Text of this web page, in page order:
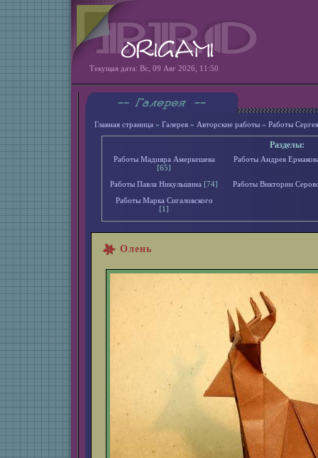
Текущая дата: Вс, 09 Авг 2026, 11:50
Главная страница » Галерея » Авторские работы » Работы
Разделы:
Работы Мадияра Амеркешева
[65]
Работы Андрея
Работы Павла Никульшина [74]
Работы Виктории
Работы Марка Сигаловского
[1]
Олень